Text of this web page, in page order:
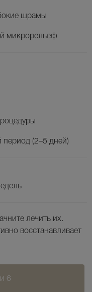
шрамы
микрорельеф
период (2–5 дней)
лечить их.
восстанавливает
6